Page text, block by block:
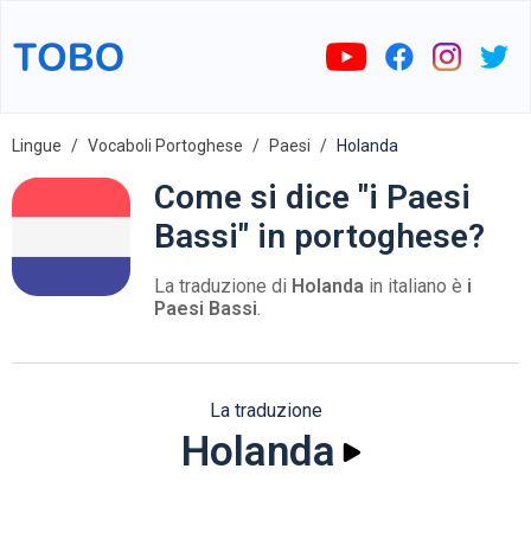
Lingue Vocaboli Portoghese Paesi Holanda
Come si dice "i Paesi
Bassi" in portoghese?
La traduzione di Holanda in italiano è i
Paesi Bassi.
La traduzione
Holanda